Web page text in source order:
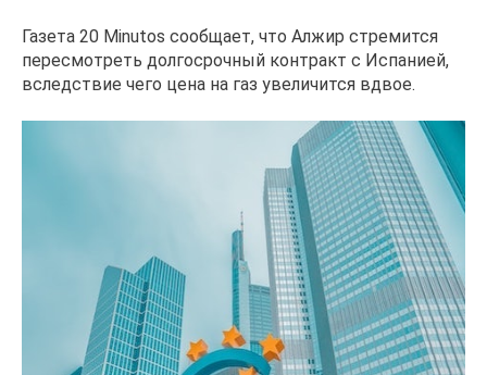
Газета 20 Minutos сообщает, что Алжир стремится
пересмотреть долгосрочный контракт с Испанией,
вследствие чего цена на газ увеличится вдвое.